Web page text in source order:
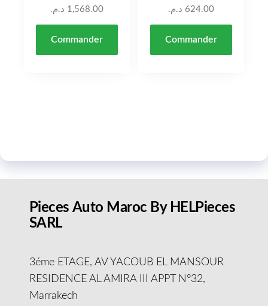
1,568.00 د.م.
Commander
624.00 د.م.
Commander
Pieces Auto Maroc By HELPieces
SARL
3éme ETAGE, AV YACOUB EL MANSOUR
RESIDENCE AL AMIRA III APPT N°32,
Marrakech